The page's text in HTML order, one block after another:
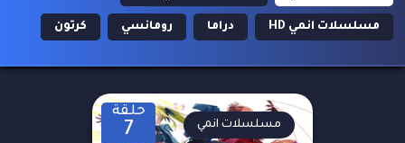
مسلسلات انمي HD دراما رومانسي كرتون
حلقة
7 مسلسلات انمي